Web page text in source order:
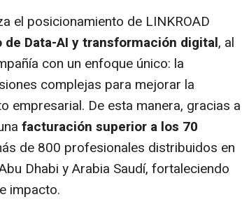
el posicionamiento de LINKROAD
Data-AI y transformación digital, al
con un enfoque único: la
complejas para mejorar la
empresarial. De esta manera, gracias a
facturación superior a los 70
de 800 profesionales distribuidos en
Dhabi y Arabia Saudí, fortaleciendo
impacto.